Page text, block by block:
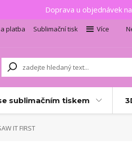
Doprava u objednávek
platba Sublimační tisk
Více
sublimačním tiskem
IT FIRST